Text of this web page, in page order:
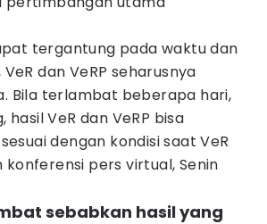
tergantung pada waktu dan
dan VeRP seharusnya
Bila terlambat beberapa hari,
VeR dan VeRP bisa
dengan kondisi saat VeR
konferensi pers virtual, Senin
sebabkan hasil yang